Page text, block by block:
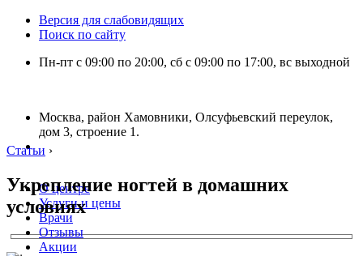
Версия для слабовидящих
Поиск по сайту
Пн-пт с 09:00 по 20:00, сб с 09:00 по 17:00, вс выходной
Москва, район Хамовники, Олсуфьевский переулок,
дом 3, строение 1.
О центре
Услуги и цены
Врачи
Отзывы
Акции
Статьи ›
Укрепление ногтей в домашних
условиях